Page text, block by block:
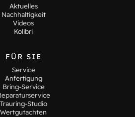
Aktuelles
Nachhaltigkeit
Videos
Kolibri
FÜR SIE
Service
Anfertigung
Bring-Service
Trauring-Studio
Wertgutachten